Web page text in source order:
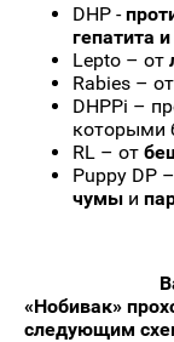
DHP -
гепатита
Lepto – от
Rabies – от
DHPPi –
которыми
RL – от
Puppy DP
чумы и
следующим